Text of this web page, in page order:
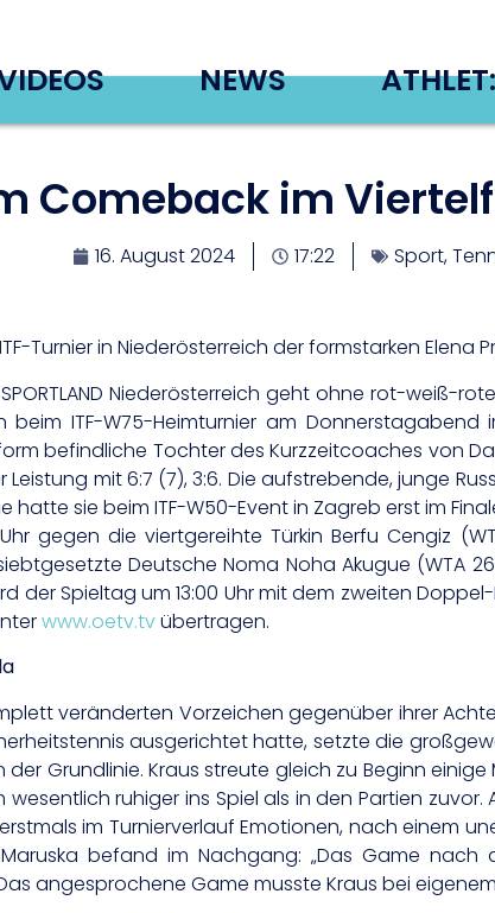
NEWS
Comeback im
16. August 2024 17:22 Sport,
Turnier in Niederösterreich der formstarken Elena
Niederösterreich geht ohne rot-weiß-
beim ITF-W75-Heimturnier am
befindliche Tochter des Kurzzeitcoaches von
mit 6:7 (7), 3:6. Die aufstrebende, junge
sie beim ITF-W50-Event in Zagreb erst im
gegen die viertgereihte Türkin Berfu Cengiz
Deutsche Noma Noha Akugue (WTA
der Spieltag um 13:00 Uhr mit dem zweiten
www.oetv.tvübertragen.
veränderten Vorzeichen gegenüber ihrer
ausgerichtet hatte, setzte die
Grundlinie. Kraus streute gleich zu Beginn
ruhiger ins Spiel als in den Partien zuvor.
im Turnierverlauf Emotionen, nach einem
befand im Nachgang: „Das Game
angesprochene Game musste Kraus bei